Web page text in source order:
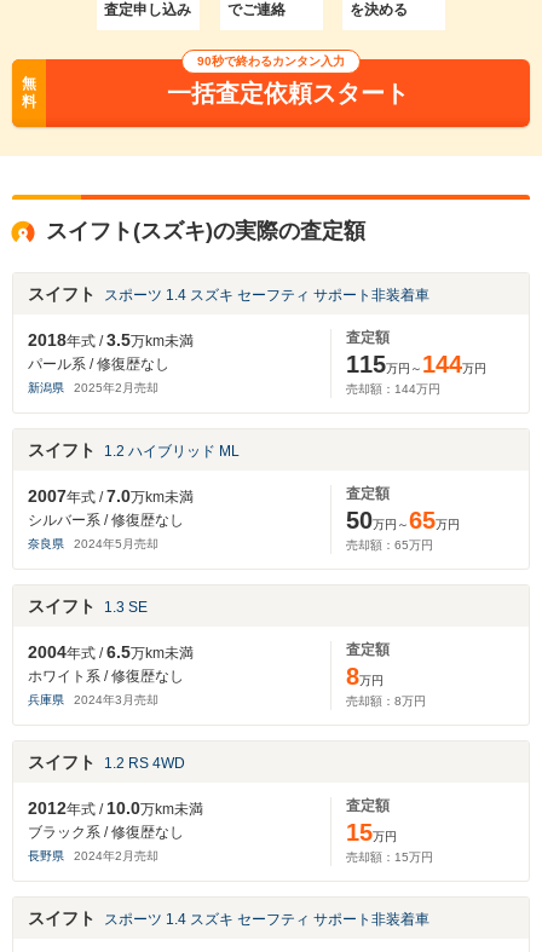
査定申し込み
でご連絡
を決める
無
料
90秒で終わるカンタン入力
一括査定依頼スタート
スイフト(スズキ)の実際の査定額
スイフト スポーツ 1.4 スズキ セーフティ サポート非装着車
2018年式 /3.5万km未満
パール系 / 修復歴なし
新潟県 2025年2 月売却
査定額
115万円～ 144万円
売却額： 144万円
スイフト 1.2 ハイブリッド ML
2007年式 /7.0万km未満
シルバー系 / 修復歴なし
奈良県 2024年5 月売却
査定額
50万円～65万円
売却額： 65万円
スイフト 1.3 SE
2004年式 /6.5万km未満
ホワイト系 / 修復歴なし
兵庫県 2024年3 月売却
査定額
8万円
売却額： 8万円
スイフト 1.2 RS 4WD
2012年式 /10.0万km未満
ブラック系 / 修復歴なし
長野県 2024年2 月売却
査定額
15万円
売却額： 15万円
スイフト スポーツ 1.4 スズキ セーフティ サポート非装着車